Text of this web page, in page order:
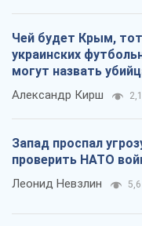
Чей будет Крым,
украинских
могут назвать
Александр Кирш
Запад проспал
проверить НАТО
Леонид Невзлин 5,6